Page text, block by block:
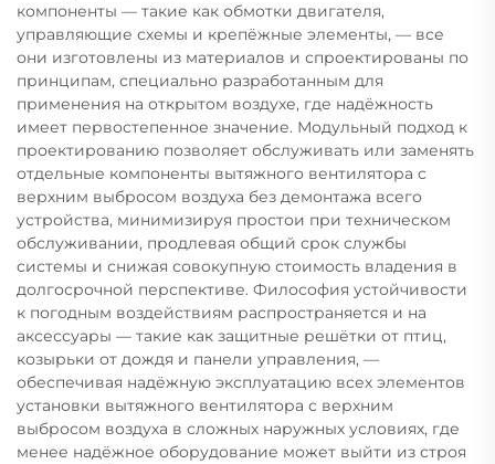
компоненты — такие как обмотки двигателя,
управляющие схемы и крепёжные элементы, — все
они изготовлены из материалов и спроектированы по
принципам, специально разработанным для
применения на открытом воздухе, где надёжность
имеет первостепенное значение. Модульный подход к
проектированию позволяет обслуживать или заменять
отдельные компоненты вытяжного вентилятора с
верхним выбросом воздуха без демонтажа всего
устройства, минимизируя простои при техническом
обслуживании, продлевая общий срок службы
системы и снижая совокупную стоимость владения в
долгосрочной перспективе. Философия устойчивости
к погодным воздействиям распространяется и на
аксессуары — такие как защитные решётки от птиц,
козырьки от дождя и панели управления, —
обеспечивая надёжную эксплуатацию всех элементов
установки вытяжного вентилятора с верхним
выбросом воздуха в сложных наружных условиях, где
менее надёжное оборудование может выйти из строя